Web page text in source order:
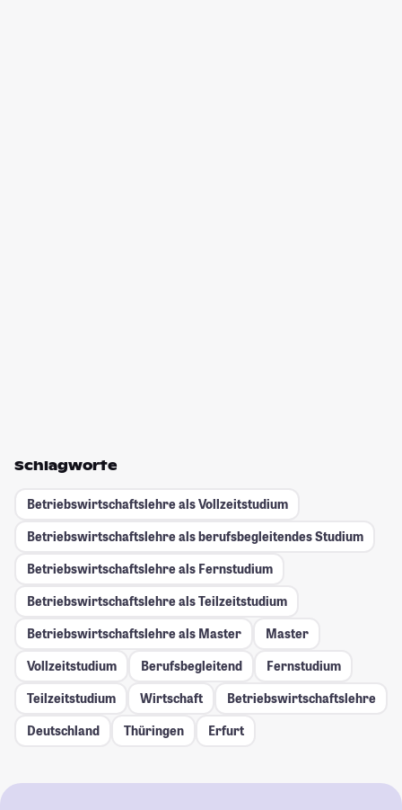
Schlagworte
Betriebswirtschaftslehre als Vollzeitstudium
Betriebswirtschaftslehre als berufsbegleitendes Studium
Betriebswirtschaftslehre als Fernstudium
Betriebswirtschaftslehre als Teilzeitstudium
Betriebswirtschaftslehre als Master
Master
Vollzeitstudium
Berufsbegleitend
Fernstudium
Teilzeitstudium
Wirtschaft
Betriebswirtschaftslehre
Deutschland
Thüringen Erfurt